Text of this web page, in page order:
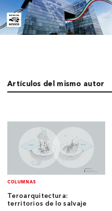
Artículos del mismo autor
COLUMNAS
Teroarquitectura:
territorios de lo salvaje